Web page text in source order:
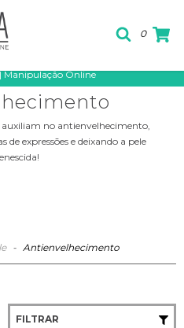
0
Manipulação Online
auxiliam no antienvelhecimento,
expressões e deixando a pele
- Antienvelhecimento
FILTRAR